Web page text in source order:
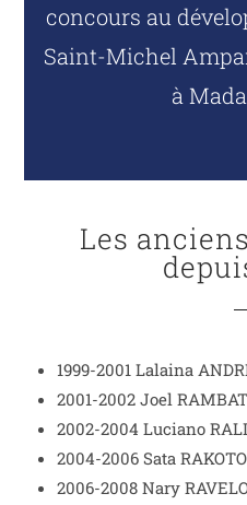
concours au
Saint-Michel
à
Les
1999-2001 Lalaina
2001-2002 Joel
2002-2004 Luciano
2004-2006 Sata
2006-2008 Nary